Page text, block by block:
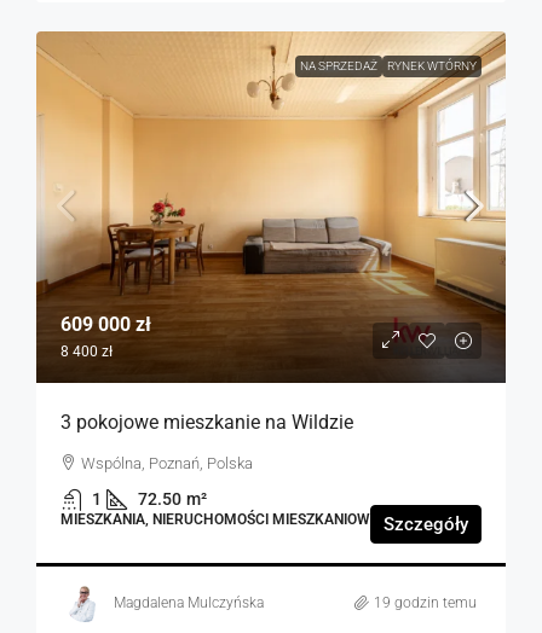
NA SPRZEDAŻ RYNEK WTÓRNY
609 000 zł
8 400 zł
3 pokojowe mieszkanie na Wildzie
Wspólna, Poznań, Polska
1 72.50 m²
MIESZKANIA, NIERUCHOMOŚCI MIESZKANIOWE Szczegóły
Magdalena Mulczyńska 19 godzin temu